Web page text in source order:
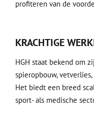
profiteren van de
KRACHTIGE
HGH staat bekend om
spieropbouw,
Het biedt een breed
sport- als medische